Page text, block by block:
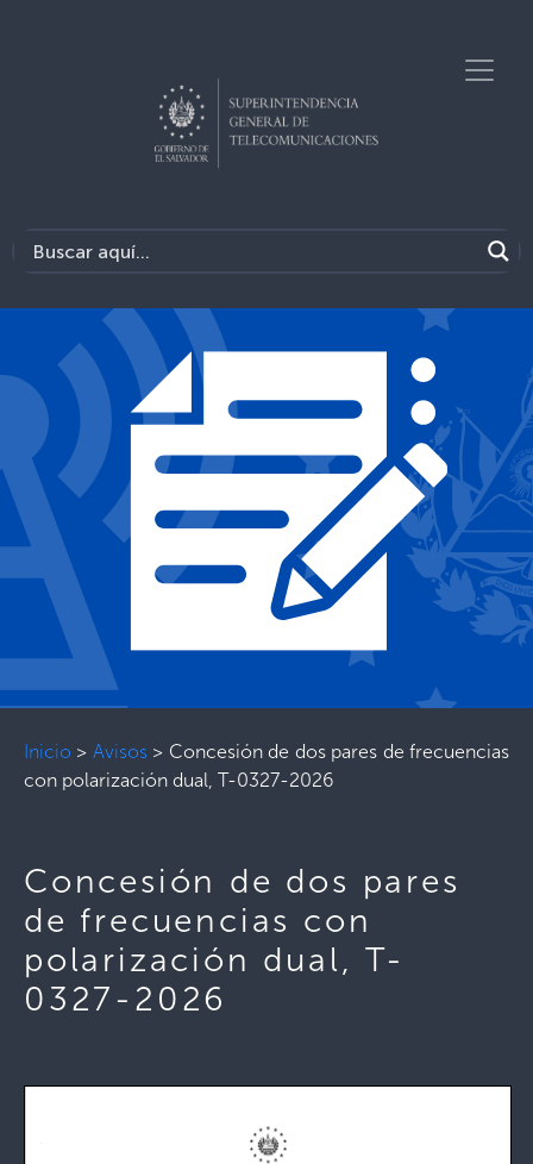
Inicio > Avisos> Concesión de dos pares de frecuencias
con polarización dual, T-0327-2026
Concesión de dos pares
de frecuencias con
polarización dual, T-
0327-2026